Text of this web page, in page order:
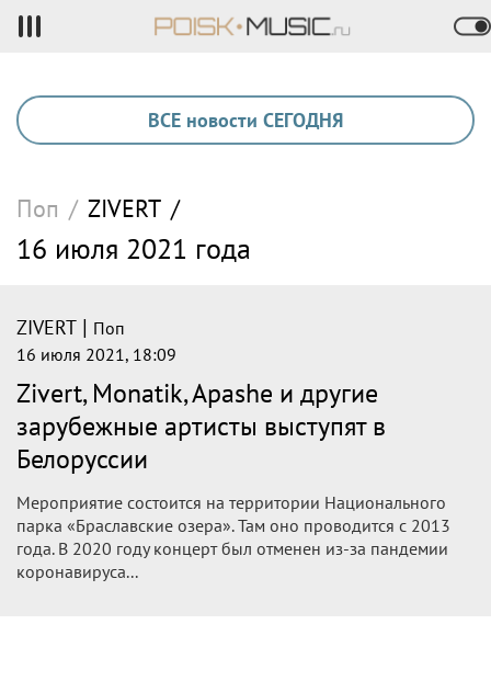
ВСЕ новости СЕГОДНЯ
Поп / ZIVERT /
16 июля 2021 года
ZIVERT | Поп
16 июля 2021, 18:09
Zivert, Monatik, Apashe и другие
зарубежные артисты выступят в
Белоруссии
Мероприятие состоится на территории Национального
парка «Браславские озера». Там оно проводится с 2013
года. В 2020 году концерт был отменен из-за пандемии
коронавируса...